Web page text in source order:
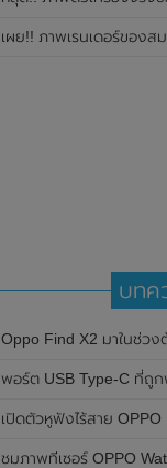
เผย!! ภาพเรนเดอร์ของสมาร์ทโฟน Realme GT7 Pro
บทค
Oppo Find X2 มาในช่วงต้
พอร์ต USB Type-C ที่ถู
เปิดตัวหูฟังไร้สาย OPPO Enco Buds 2 ในประเทศไทยอย่า
ชมภาพทีเซอร์ OPPO Watch พร้อมเผย